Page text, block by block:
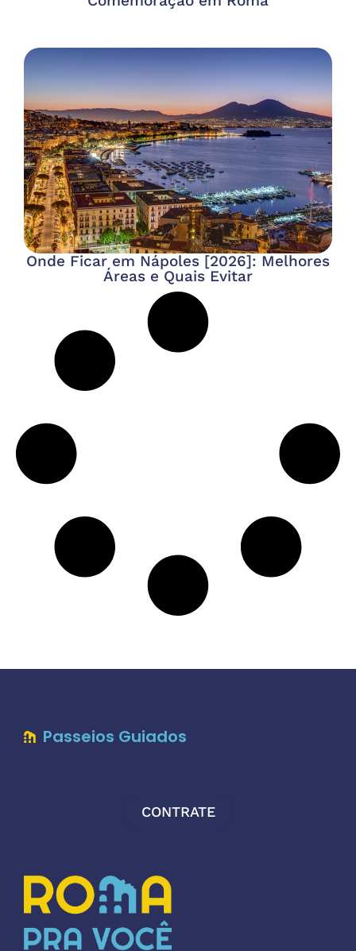
Onde Ficar em Nápoles [2026]: Melhores
Áreas e Quais Evitar
Passeios Guiados
CONTRATE